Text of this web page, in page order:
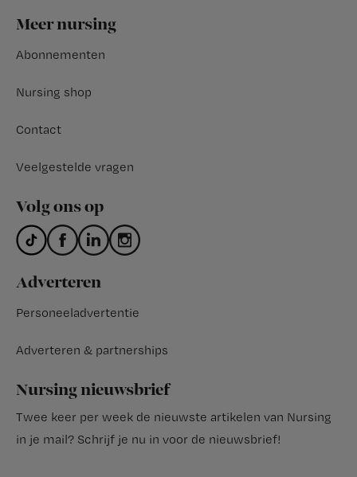
Footer
Meer nursing
Abonnementen
Nursing shop
Contact
Veelgestelde vragen
Volg ons op
Adverteren
Personeeladvertentie
Adverteren & partnerships
Nursing nieuwsbrief
Twee keer per week de nieuwste artikelen van Nursing
in je mail? Schrijf je nu in voor de nieuwsbrief!